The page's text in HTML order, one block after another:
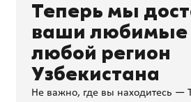
Теперь мы
ваши любимые
любой регион
Узбекистана
Не важно, где вы находитесь —